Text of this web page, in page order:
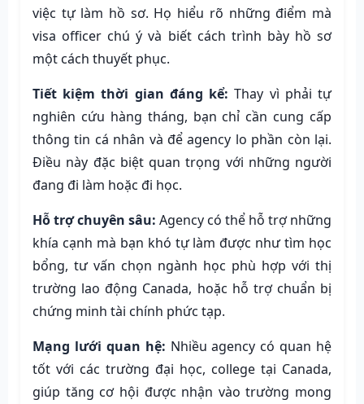
việc tự làm hồ sơ. Họ hiểu rõ những điểm mà
visa officer chú ý và biết cách trình bày hồ sơ
một cách thuyết phục.
Tiết kiệm thời gian đáng kể: Thay vì phải tự
nghiên cứu hàng tháng, bạn chỉ cần cung cấp
thông tin cá nhân và để agency lo phần còn lại.
Điều này đặc biệt quan trọng với những người
đang đi làm hoặc đi học.
Hỗ trợ chuyên sâu: Agency có thể hỗ trợ những
khía cạnh mà bạn khó tự làm được như tìm học
bổng, tư vấn chọn ngành học phù hợp với thị
trường lao động Canada, hoặc hỗ trợ chuẩn bị
chứng minh tài chính phức tạp.
Mạng lưới quan hệ: Nhiều agency có quan hệ
tốt với các trường đại học, college tại Canada,
giúp tăng cơ hội được nhận vào trường mong